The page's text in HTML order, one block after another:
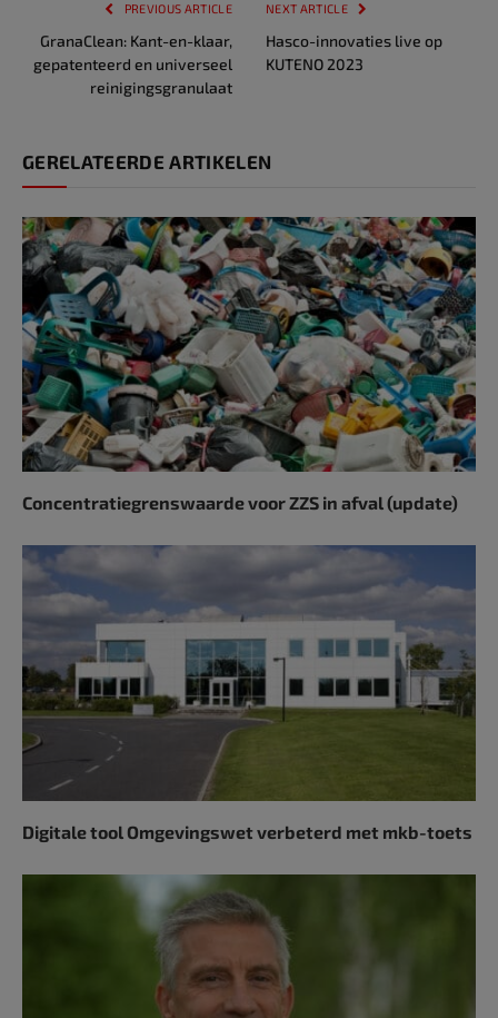
PREVIOUS ARTICLE
GranaClean: Kant-en-klaar,
gepatenteerd en universeel
reinigingsgranulaat
NEXT ARTICLE
Hasco-innovaties live op
KUTENO 2023
GERELATEERDE ARTIKELEN
Concentratiegrenswaarde voor ZZS in afval (update)
Digitale tool Omgevingswet verbeterd met mkb-toets